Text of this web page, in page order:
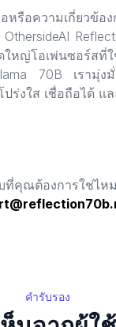
หรือความเกี่ยวข้อง
ใหญ่โอเพ่นซอร์สที่
70B เรามุ่งมั่
ร่งใส เชื่อถือได้ แ
ที่คุณต้องการใช่ไห
คำรับรอง